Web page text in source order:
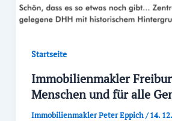
Startseite
Immobilienmakler
Menschen und für alle
Immobilienmakler Peter Eppich/14.